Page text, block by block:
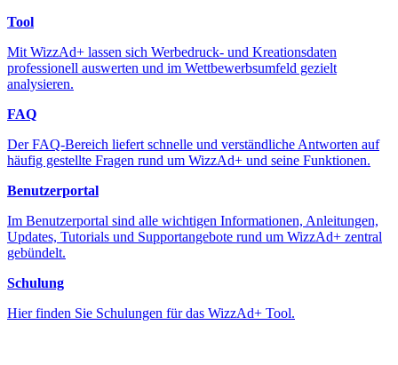
Tool
Mit WizzAd+ lassen sich Werbedruck- und Kreationsdaten
professionell auswerten und im Wettbewerbsumfeld gezielt
analysieren.
FAQ
Der FAQ-Bereich liefert schnelle und verständliche Antworten auf
häufig gestellte Fragen rund um WizzAd+ und seine Funktionen.
Benutzerportal
Im Benutzerportal sind alle wichtigen Informationen, Anleitungen,
Updates, Tutorials und Supportangebote rund um WizzAd+ zentral
gebündelt.
Schulung
Hier finden Sie Schulungen für das WizzAd+ Tool.